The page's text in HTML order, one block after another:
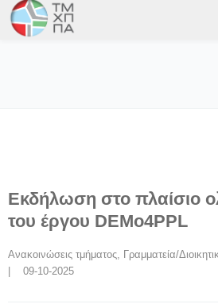
Εκδήλωση στο πλαίσιο
του έργου DEMo4PPL
Ανακοινώσεις τμήματος, Γραμματεία/
|    09-10-2025